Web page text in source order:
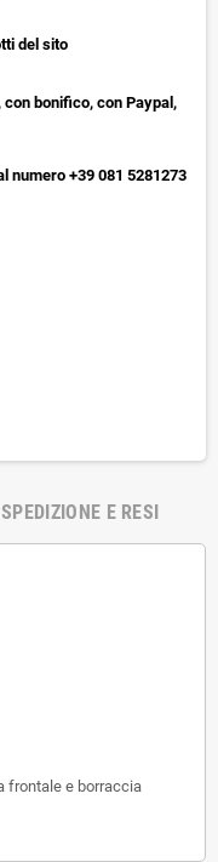
del sito
bonifico, con Paypal,
numero +39 081 5281273
SPEDIZIONE E RESI
frontale e borraccia